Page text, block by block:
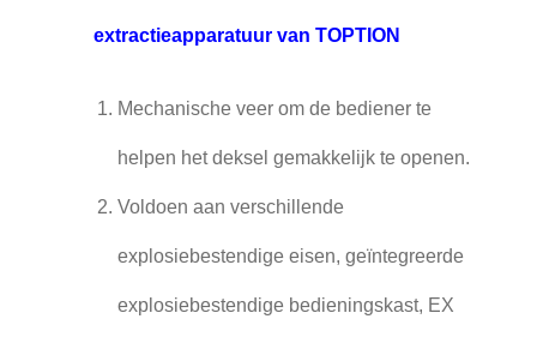
extractieapparatuur van TOPTION
Mechanische veer om de bediener te
helpen het deksel gemakkelijk te openen.
Voldoen aan verschillende
explosiebestendige eisen, geïntegreerde
explosiebestendige bedieningskast, EX